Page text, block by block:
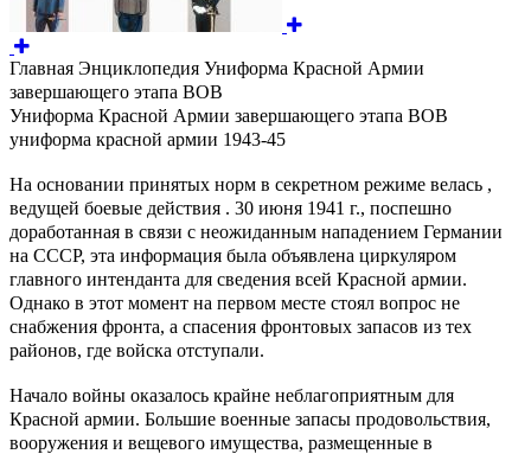
Главная Энциклопедия Униформа Красной Армии
завершающего этапа ВОВ
Униформа Красной Армии завершающего этапа ВОВ
униформа красной армии 1943-45
На основании принятых норм в секретном режиме велась ,
ведущей боевые действия . 30 июня 1941 г., поспешно
доработанная в связи с неожиданным нападением Германии
на СССР, эта информация была объявлена циркуляром
главного интенданта для сведения всей Красной армии.
Однако в этот момент на первом месте стоял вопрос не
снабжения фронта, а спасения фронтовых запасов из тех
районов, где войска отступали.
Начало войны оказалось крайне неблагоприятным для
Красной армии. Большие военные запасы продовольствия,
вооружения и вещевого имущества, размещенные в